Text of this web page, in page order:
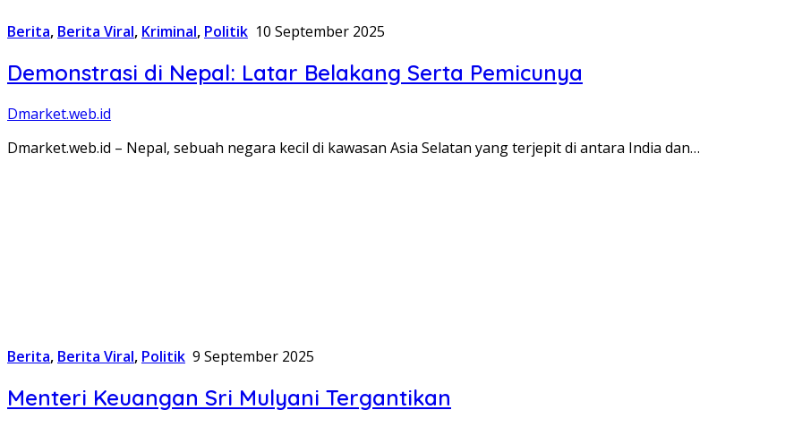
Berita, Berita Viral, Kriminal, Politik 10 September 2025
Demonstrasi di Nepal: Latar Belakang Serta Pemicunya
Dmarket.web.id
Dmarket.web.id – Nepal, sebuah negara kecil di kawasan Asia Selatan yang terjepit di antara India dan…
Berita, Berita Viral, Politik 9 September 2025
Menteri Keuangan Sri Mulyani Tergantikan